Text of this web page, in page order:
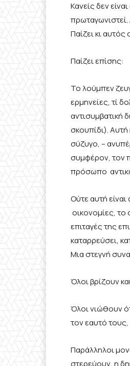
Κανείς δεν
πρωταγωνιστεί.
Παίζει κι αυτός
Παίζει επίσης:
Το λούμπεν
ερμηνείες, τί
αντισυμβατική
σκουπίδι).
σύζυγο, –
συμφέρον, τον
πρόσωπο
Ούτε αυτή είναι
οικονομίες, το
επιταγές της
καταρρεύσει,
Μια στεγνή
Όλοι βρίζουν
Όλοι νιώθουν
τον εαυτό
Παράλληλοι